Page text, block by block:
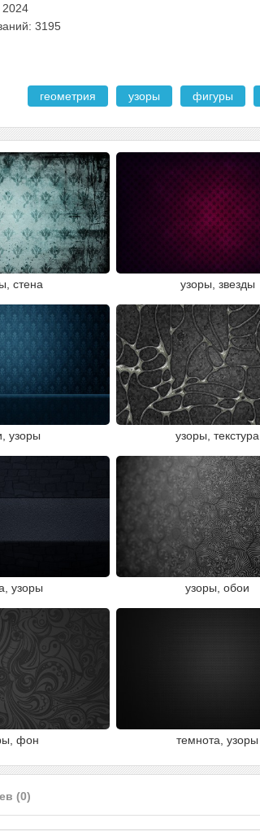
2024
3195
геометрия узоры фигуры
стена узоры, звезды
узоры узоры, текстура
узоры узоры, обои
фон темнота, узоры
(0)